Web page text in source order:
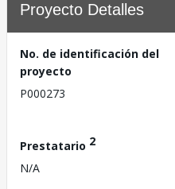
Proyecto Detalles
No. de identificación del
proyecto
P000273
Prestatario 2
N/A